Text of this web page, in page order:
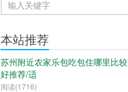
本站推荐
苏州附近农家乐包吃包住哪里比较
好推荐/适
阅读(1716)